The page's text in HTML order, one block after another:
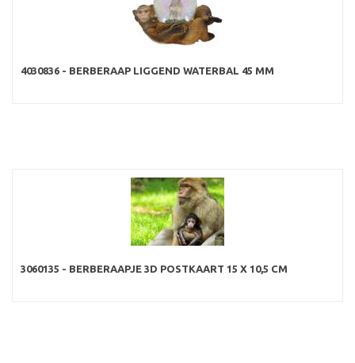
4030836 - BERBERAAP LIGGEND WATERBAL 45 MM
3060135 - BERBERAAPJE 3D POSTKAART 15 X 10,5 CM